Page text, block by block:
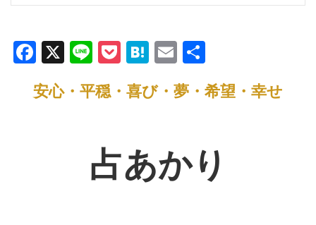
F
c
X
Li
e
P
ck
H
e
E
ail
安心・平穏・喜び・夢・希望・幸せ
占あかり